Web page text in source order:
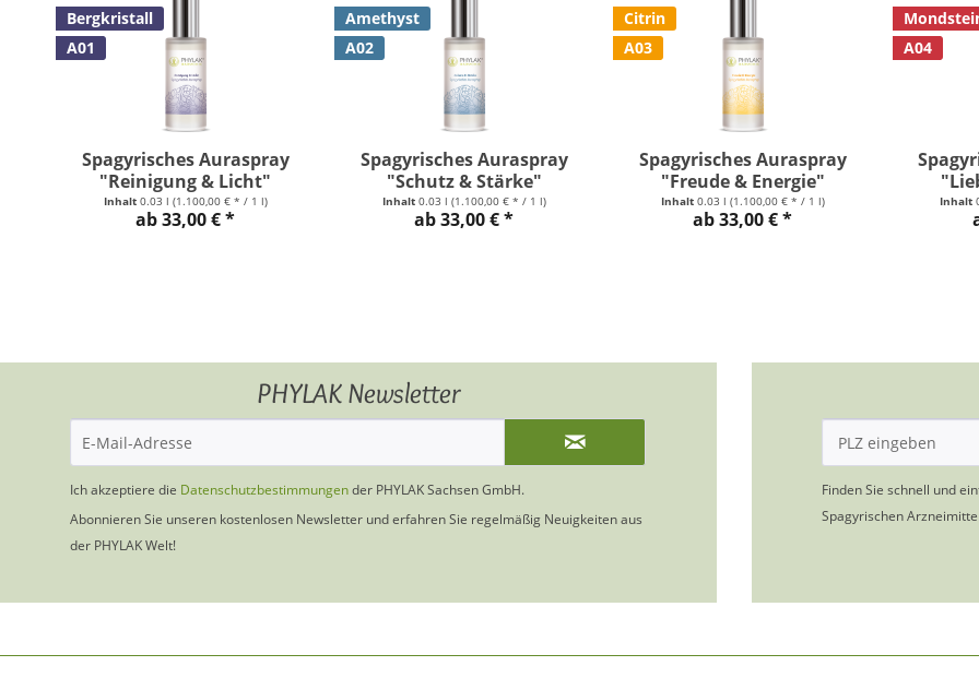
Bergkristall
A01
Spagyrisches Auraspray
"Reinigung & Licht"
Inhalt 0.03 l (1.100,00 € * / 1 l)
ab 33,00 € *
Amethyst
A02
Spagyrisches Auraspray
"Schutz & Stärke"
Inhalt 0.03 l (1.100,00 € * / 1 l)
ab 33,00 € *
Citrin
A03
Spagyrisches Auraspray
"Freude & Energie"
Inhalt 0.03 l (1.100,00 € * / 1 l)
ab 33,00 € *
A04
Inhalt
PHYLAK Newsletter
Ich akzeptiere die Datenschutzbestimmungender PHYLAK Sachsen GmbH.
Abonnieren Sie unseren kostenlosen Newsletter und erfahren Sie regelmäßig Neuigkeiten aus
der PHYLAK Welt!
Finden Sie schnell und
Spagyrischen